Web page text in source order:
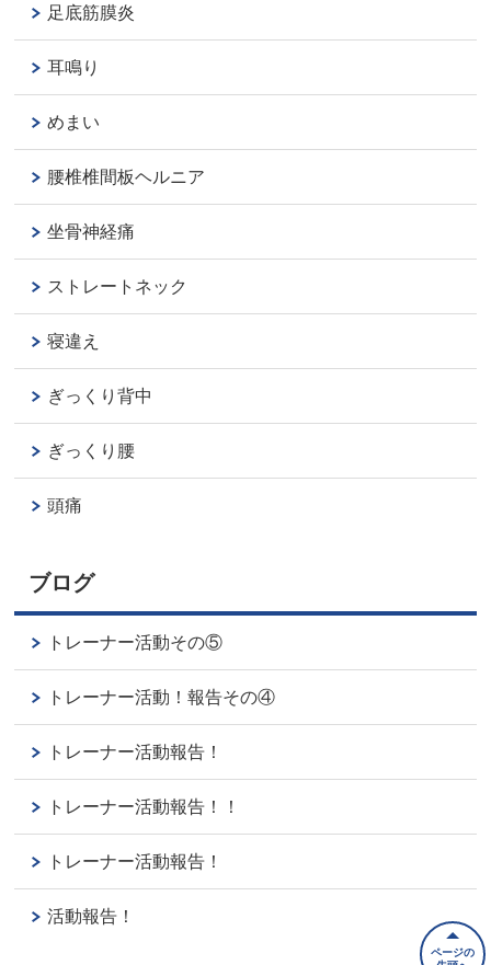
足底筋膜炎
耳鳴り
めまい
腰椎椎間板ヘルニア
坐骨神経痛
ストレートネック
寝違え
ぎっくり背中
ぎっくり腰
頭痛
ブログ
トレーナー活動その⑤
トレーナー活動！報告その④
トレーナー活動報告！
トレーナー活動報告！！
トレーナー活動報告！
活動報告！
ページの